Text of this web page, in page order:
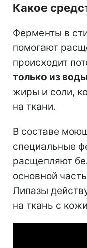
Какое
Ферменты в
помогают
происходит
только из
жиры и соли,
на ткани.
В составе
специальные
расщепляют
основной
Липазы
на ткань с